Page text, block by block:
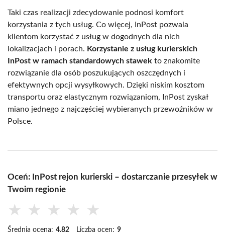
Taki czas realizacji zdecydowanie podnosi komfort
korzystania z tych usług. Co więcej, InPost pozwala
klientom korzystać z usług w dogodnych dla nich
lokalizacjach i porach. Korzystanie z usług kurierskich
InPost w ramach standardowych stawek to znakomite
rozwiązanie dla osób poszukujących oszczędnych i
efektywnych opcji wysyłkowych. Dzięki niskim kosztom
transportu oraz elastycznym rozwiązaniom, InPost zyskał
miano jednego z najczęściej wybieranych przewoźników w
Polsce.
Oceń: InPost rejon kurierski – dostarczanie przesyłek w
Twoim regionie
★ ★ ★ ★ ★
Średnia ocena: 4.82 Liczba ocen: 9